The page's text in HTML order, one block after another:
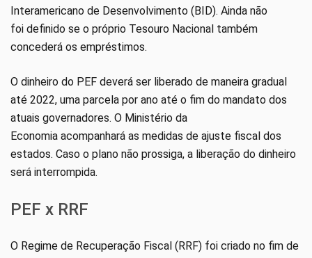
Interamericano de Desenvolvimento (BID). Ainda não
foi definido se o próprio Tesouro Nacional também
concederá os empréstimos.
O dinheiro do PEF deverá ser liberado de maneira gradual
até 2022, uma parcela por ano até o fim do mandato dos
atuais governadores. O Ministério da
Economia acompanhará as medidas de ajuste fiscal dos
estados. Caso o plano não prossiga, a liberação do dinheiro
será interrompida.
PEF x RRF
O Regime de Recuperação Fiscal (RRF) foi criado no fim de